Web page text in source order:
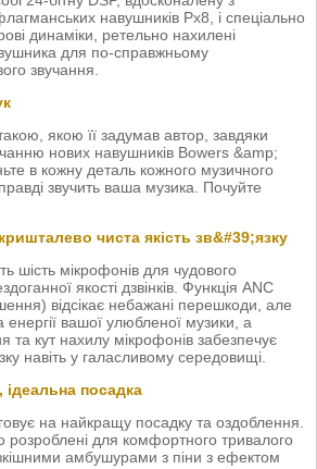
навушників Px8, і спеціально
динаміки, ретельно нахилені
для по-справжньому
звучання.
якою її задумав автор, завдяки
нових навушників Bowers &amp;
в кожну деталь кожного музичного
звучить ваша музика. Почуйте
чиста якість зв&#39;язку
шість мікрофонів для чудового
якості дзвінків. Функція ANC
відсікає небажані перешкоди, але
енергії вашої улюбленої музики, а
та кут нахилу мікрофонів забезпечує
навіть у галасливому середовищі.
посадка
на найкращу посадку та оздоблення.
розроблені для комфортного тривалого
амбушурами з піни з ефектом